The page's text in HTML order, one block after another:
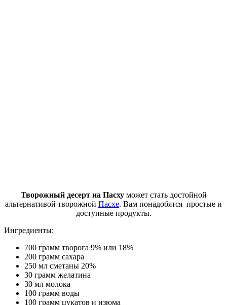
Творожный десерт на Пасху может стать достойной
альтернативой творожной Пасхе. Вам понадобятся простые и
доступные продукты.
Ингредиенты:
700 грамм творога 9% или 18%
200 грамм сахара
250 мл сметаны 20%
30 грамм желатина
30 мл молока
100 грамм воды
100 грамм цукатов и изюма